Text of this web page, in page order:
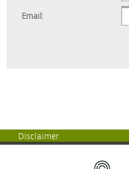
Email:
Disclaimer